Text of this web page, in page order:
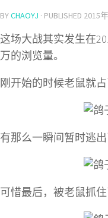
BYCHAOYJ · PUBLISHED 2015
这场大战其实发生在
万的浏览量。
刚开始的时候老鼠就
有那么一瞬间暂时逃出
可惜最后，被老鼠抓住